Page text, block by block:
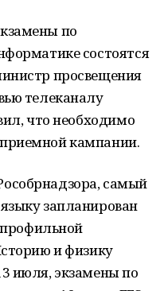
по
состоятся
просвещения
телеканалу
что необходимо
кампании.
самый
запланирован
и физику
июля, экзамены по